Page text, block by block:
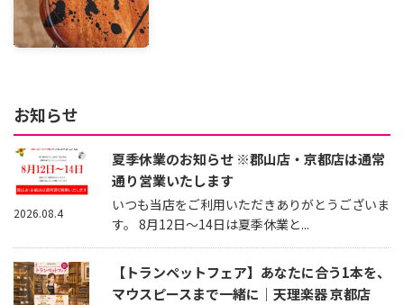
お知らせ
夏季休業のお知らせ ※郡山店・京都店は通常
通り営業いたします
いつも当店をご利用いただきありがとうございま
す。 8月12日～14日は夏季休業と...
2026.08.4
【トランペットフェア】あなたに合う1本を、
マウスピースまで一緒に｜天理楽器 京都店